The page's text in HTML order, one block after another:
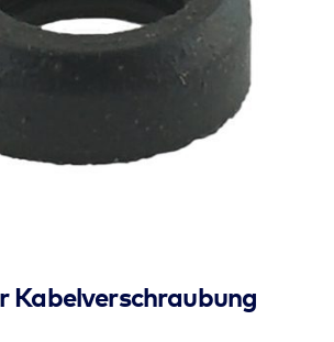
Kabelverschraubung